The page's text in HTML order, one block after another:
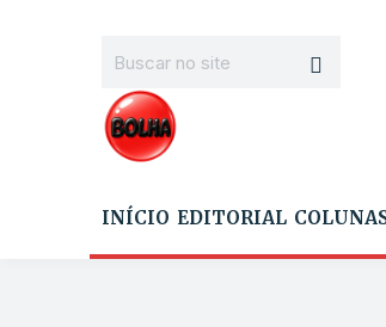
INÍCIO EDITORIAL